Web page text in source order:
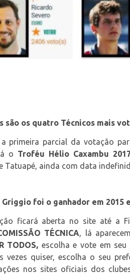
são os quatro Técnicos mais
a primeira parcial da votação
o Troféu Hélio Caxambu
Tatuapé, ainda com data
Griggio foi o ganhador em 2015
ficará aberta no site até a
TÉCNICA, lá
TODOS, escolha e vote em
vezes quiser, escolha o seu
nos sites oficiais dos